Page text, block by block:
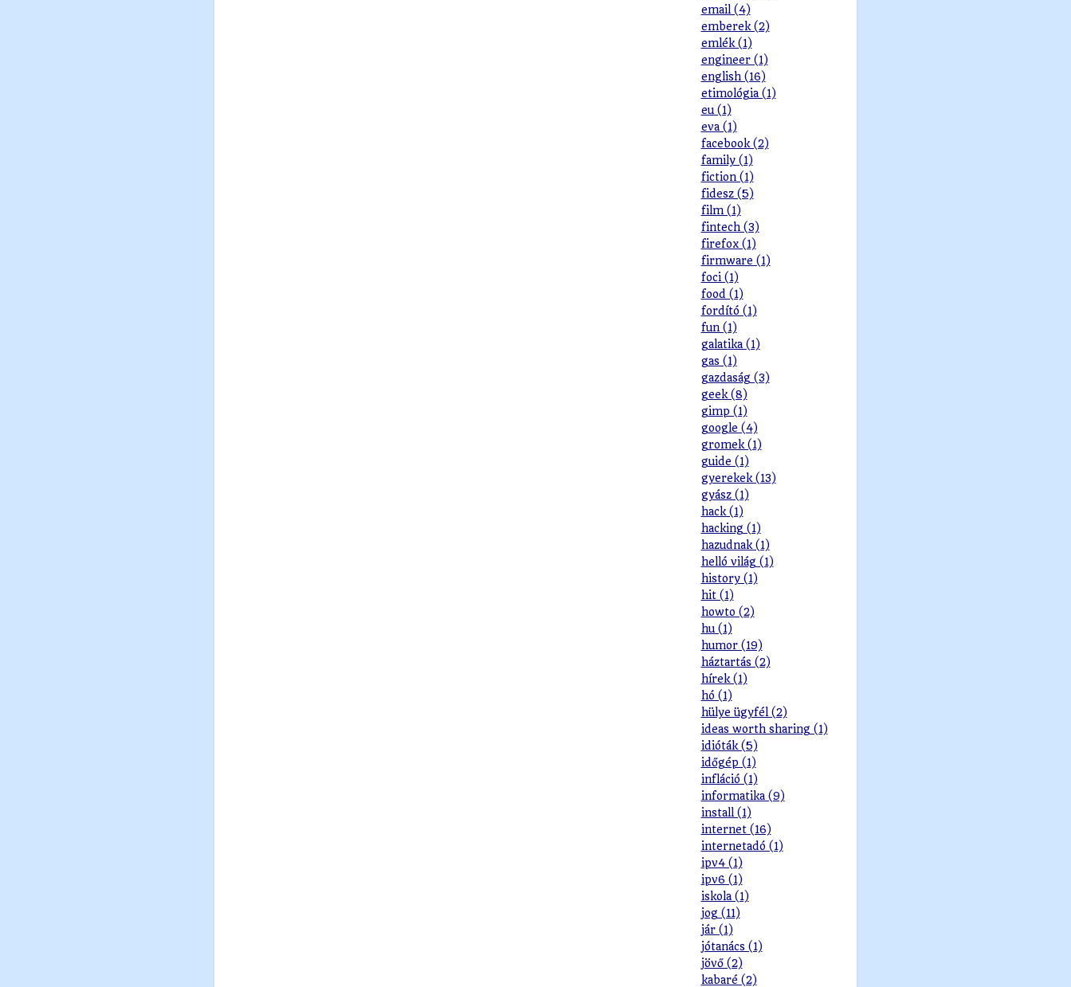
email (4)
emberek (2)
emlék (1)
engineer (1)
english (16)
etimológia (1)
eu (1)
eva (1)
facebook (2)
family (1)
fiction (1)
fidesz (5)
film (1)
fintech (3)
firefox (1)
firmware (1)
foci (1)
food (1)
fordító (1)
fun (1)
galatika (1)
gas (1)
gazdaság (3)
geek (8)
gimp (1)
google (4)
gromek (1)
guide (1)
gyerekek (13)
gyász (1)
hack (1)
hacking (1)
hazudnak (1)
helló világ (1)
history (1)
hit (1)
howto (2)
hu (1)
humor (19)
háztartás (2)
hírek (1)
hó (1)
hülye ügyfél (2)
ideas worth sharing (1)
idióták (5)
időgép (1)
infláció (1)
informatika (9)
install (1)
internet (16)
internetadó (1)
ipv4 (1)
ipv6 (1)
iskola (1)
jog (11)
jár (1)
jótanács (1)
jövő (2)
kabaré (2)